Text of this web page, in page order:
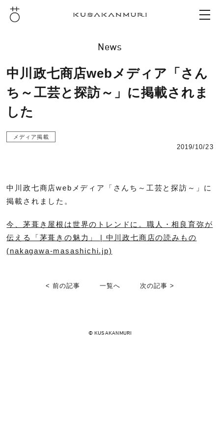
News
中川政七商店webメディア「さん
ち～工芸と探訪～」に掲載されま
した
メディア掲載
2019/10/23
中川政七商店webメディア「さんち～工芸と探訪～」に
掲載されました。
今、茅葺き屋根は世界のトレンドに。職人・相良育弥が
伝える「茅葺きの魅力」 | 中川政七商店の読みもの
(nakagawa-masashichi.jp)
< 前の記事 一覧へ 次の記事 >
© KUSAKANMURI